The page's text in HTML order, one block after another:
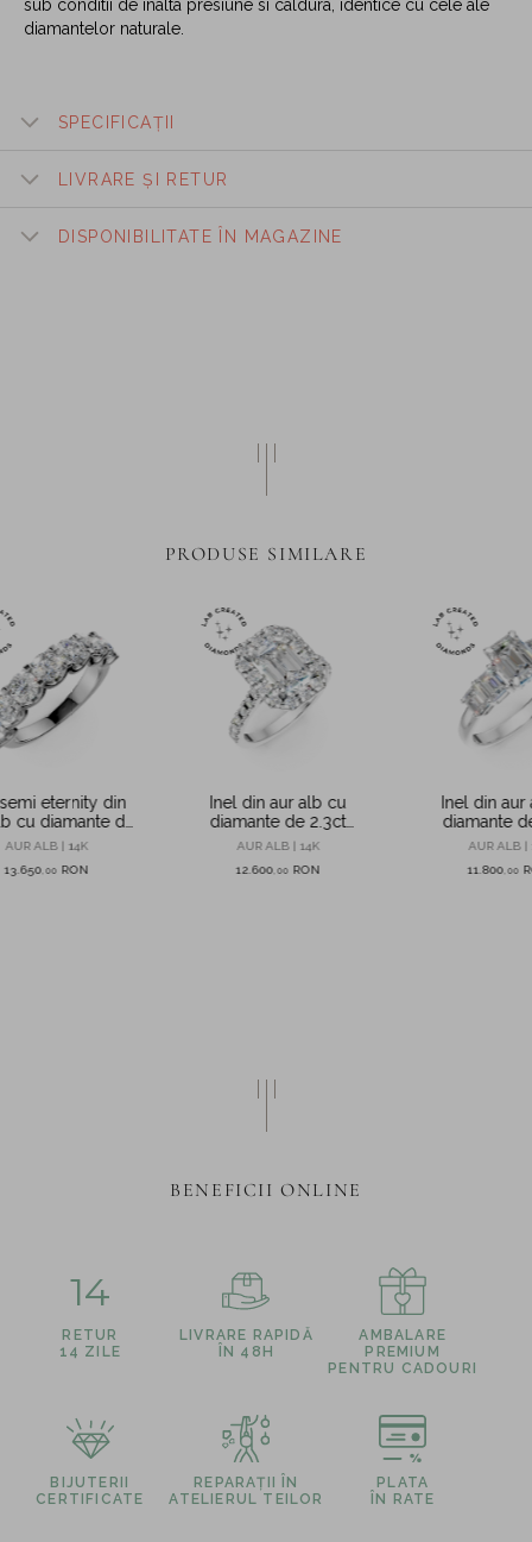
sub conditii de inalta presiune si caldura, identice cu cele ale
diamantelor naturale.
SPECIFICAȚII
LIVRARE ȘI RETUR
DISPONIBILITATE ÎN MAGAZINE
PRODUSE SIMILARE
eternity din
cu diamante de
in laborator
AUR ALB | 14K
13.650 00 RON
Inel din aur alb cu
diamante de 2.3ct
create in laborator
AUR ALB | 14K
12.600 00 RON
Inel din aur
diamante
create in
AUR ALB |
11.800 ,00
BENEFICII ONLINE
14
RETUR
14 ZILE
LIVRARE RAPIDĂ
ÎN 48H
AMBALARE
PREMIUM
PENTRU CADOURI
BIJUTERII
CERTIFICATE
REPARAȚII ÎN
ATELIERUL TEILOR
PLATA
ÎN RATE